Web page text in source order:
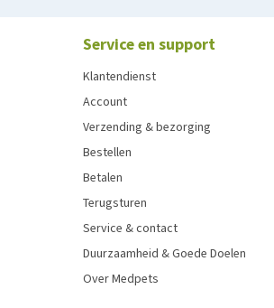
Service en support
Klantendienst
Account
Verzending & bezorging
Bestellen
Betalen
Terugsturen
Service & contact
Duurzaamheid & Goede Doelen
Over Medpets